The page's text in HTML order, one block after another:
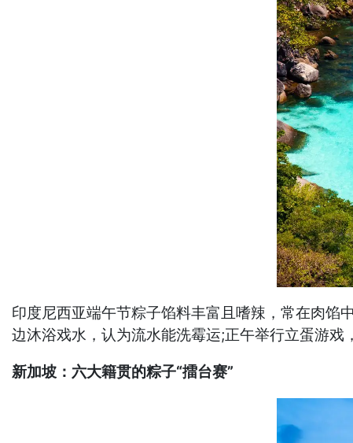
印度尼西亚端午节粽子馅料丰富且嗜辣，常在肉馅
边沐浴戏水，认为流水能洗霉运;正午举行立蛋游戏
新加坡：六大籍贯的粽子“擂台赛”